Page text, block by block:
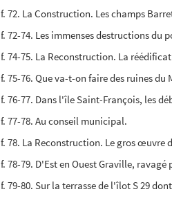
f. 72. La Construction. Les champs
f. 72-74. Les immenses destructions
f. 74-75. La Reconstruction. La
f. 75-76. Que va-t-on faire des ruines
f. 76-77. Dans l'île Saint-François, les
f. 77-78. Au conseil municipal.
f. 78. La Reconstruction. Le gros œuvre
f. 78-79. D'Est en Ouest Graville,
f. 79-80. Sur la terrasse de l'îlot S 29